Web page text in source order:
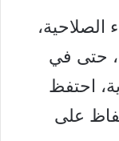
الصلاحية،
، حتى في
احتفظ
على